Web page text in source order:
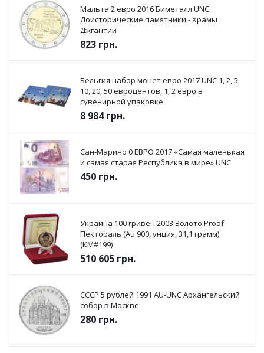
Мальта 2 евро 2016 Биметалл UNC
Доисторические памятники - Храмы
Джгантии
823 грн.
Бельгия набор монет евро 2017 UNC 1, 2, 5,
10, 20, 50 евроцентов, 1, 2 евро в
сувенирной упаковке
8 984грн.
Сан-Марино 0 ЕВРО 2017 «Самая маленькая
и самая старая Республика в мире» UNC
450 грн.
Украина 100 гривен 2003 Золото Proof
Пектораль (Au 900, унция, 31,1 грамм)
(KM#199)
510 605 грн.
СССР 5 рублей 1991 AU-UNC Архангельский
собор в Москве
280 грн.